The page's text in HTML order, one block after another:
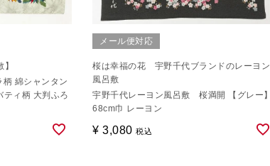
綿シャンタン
ィ柄 大判ふろ
メール便対応
桜は幸福の花 宇野千代ブランドのレーヨン
風呂敷
宇野千代レーヨン風呂敷 桜満開 【グレー】
68cm巾 レーヨン
¥ 3,080 税込